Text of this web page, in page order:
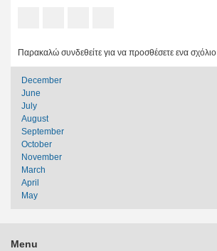
Παρακαλώ συνδεθείτε για να προσθέσετε ενα σχόλιο
December
June
July
August
September
October
November
March
April
May
Menu